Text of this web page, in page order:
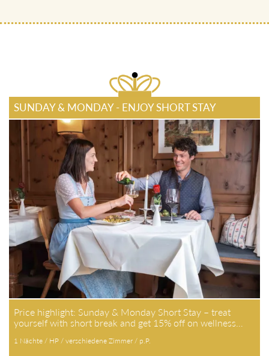
SUNDAY & MONDAY - ENJOY SHORT STAY
Price highlight: Sunday & Monday Short Stay – treat
yourself with short break and get 15% off on wellness…
1 Nächte / HP / verschiedene Zimmer / p.P.